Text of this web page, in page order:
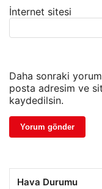
İnternet sitesi
Daha sonraki
posta adresim ve
kaydedilsin.
Hava Durumu